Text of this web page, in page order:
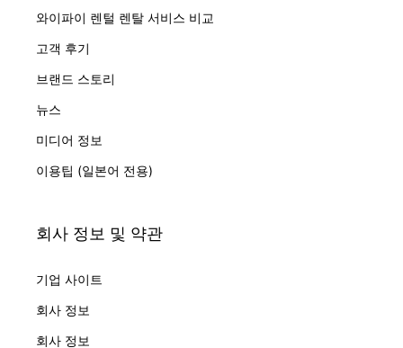
와이파이 렌털 렌탈 서비스 비교
고객 후기
브랜드 스토리
뉴스
미디어 정보
이용팁 (일본어 전용)
회사 정보 및 약관
기업 사이트
회사 정보
회사 정보